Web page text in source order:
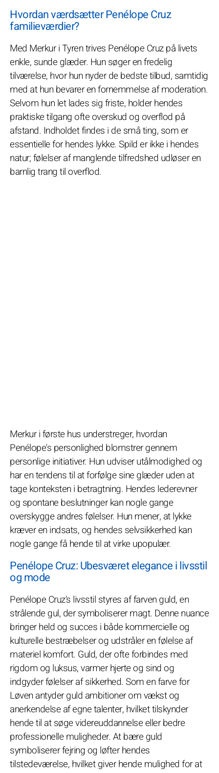
Hvordan værdsætter Penélope Cruz
familieværdier?
Med Merkur i Tyren trives Penélope Cruz på livets
enkle, sunde glæder. Hun søger en fredelig
tilværelse, hvor hun nyder de bedste tilbud, samtidig
med at hun bevarer en fornemmelse af moderation.
Selvom hun let lades sig friste, holder hendes
praktiske tilgang ofte overskud og overflod på
afstand. Indholdet findes i de små ting, som er
essentielle for hendes lykke. Spild er ikke i hendes
natur; følelser af manglende tilfredshed udløser en
barnlig trang til overflod.
Merkur i første hus understreger, hvordan
Penélope's personlighed blomstrer gennem
personlige initiativer. Hun udviser utålmodighed og
har en tendens til at forfølge sine glæder uden at
tage konteksten i betragtning. Hendes lederevner
og spontane beslutninger kan nogle gange
overskygge andres følelser. Hun mener, at lykke
kræver en indsats, og hendes selvsikkerhed kan
nogle gange få hende til at virke upopulær.
Penélope Cruz: Ubesværet elegance i livsstil
og mode
Penélope Cruz's livsstil styres af farven guld, en
strålende gul, der symboliserer magt. Denne nuance
bringer held og succes i både kommercielle og
kulturelle bestræbelser og udstråler en følelse af
materiel komfort. Guld, der ofte forbindes med
rigdom og luksus, varmer hjerte og sind og
indgyder følelser af sikkerhed. Som en farve for
Løven antyder guld ambitioner om vækst og
anerkendelse af egne talenter, hvilket tilskynder
hende til at søge videreuddannelse eller bedre
professionelle muligheder. At bære guld
symboliserer fejring og løfter hendes
tilstedeværelse, hvilket giver hende mulighed for at